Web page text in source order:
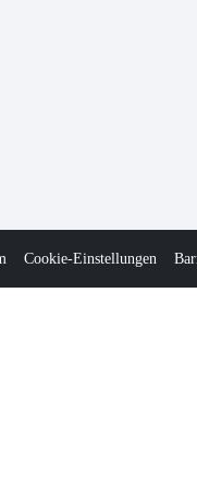
Cookie-Einstellungen